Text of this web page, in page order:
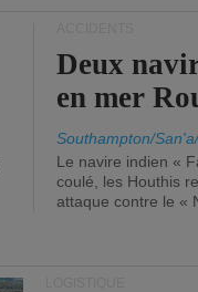
Deux
en mer
Southampton/
Le navire indien «
coulé, les Houthis
attaque contre le «